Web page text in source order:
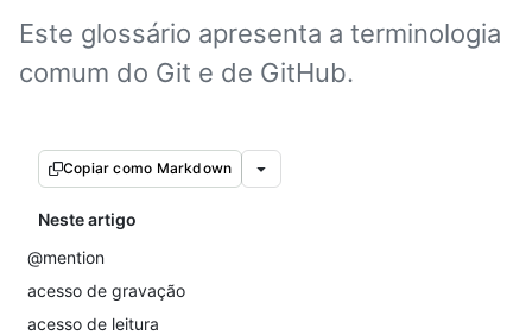
Este glossário apresenta a terminologia
comum do Git e de GitHub.
Copiar como Markdown
Neste artigo
@mention
acesso de gravação
acesso de leitura